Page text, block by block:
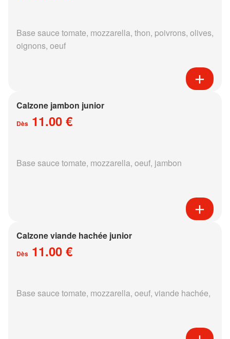
Base sauce tomate, mozzarella, thon, poivrons, olives,
oignons, oeuf
Calzone jambon junior
Dès 11.00 €
Base sauce tomate, mozzarella, oeuf, jambon
Calzone viande hachée junior
Dès 11.00 €
Base sauce tomate, mozzarella, oeuf, viande hachée,